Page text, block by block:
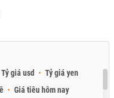
Tỷ giá usd
Tỷ giá yen
Giá tiêu hôm nay